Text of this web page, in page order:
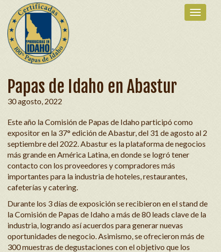
Papas de Idaho en Abastur
30 agosto, 2022
Este año la Comisión de Papas de Idaho participó como
expositor en la 37° edición de Abastur, del 31 de agosto al 2
septiembre del 2022. Abastur es la plataforma de negocios
más grande en América Latina, en donde se logró tener
contacto con los proveedores y compradores más
importantes para la industria de hoteles, restaurantes,
cafeterías y catering.
Durante los 3 días de exposición se recibieron en el stand de
la Comisión de Papas de Idaho a más de 80 leads clave de la
industria, logrando así acuerdos para generar nuevas
oportunidades de negocio. Asimismo, se ofrecieron más de
300 muestras de degustaciones con el objetivo que los